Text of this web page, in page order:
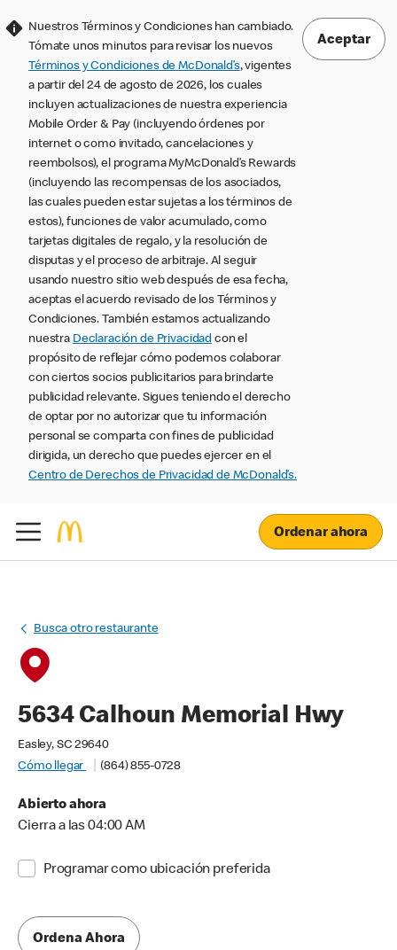
Nuestros Términos y Condiciones han cambiado.
Tómate unos minutos para revisar los nuevos
Términos y Condiciones de McDonald’s, vigentes
a partir del 24 de agosto de 2026, los cuales
incluyen actualizaciones de nuestra experiencia
Mobile Order & Pay (incluyendo órdenes por
internet o como invitado, cancelaciones y
reembolsos), el programa MyMcDonald’s Rewards
(incluyendo las recompensas de los asociados,
las cuales pueden estar sujetas a los términos de
estos), funciones de valor acumulado, como
tarjetas digitales de regalo, y la resolución de
disputas y el proceso de arbitraje. Al seguir
usando nuestro sitio web después de esa fecha,
aceptas el acuerdo revisado de los Términos y
Condiciones. También estamos actualizando
nuestra Declaración de Privacidad con el
propósito de reflejar cómo podemos colaborar
con ciertos socios publicitarios para brindarte
publicidad relevante. Sigues teniendo el derecho
de optar por no autorizar que tu información
personal se comparta con fines de publicidad
dirigida, un derecho que puedes ejercer en el
Centro de Derechos de Privacidad de McDonald’s.
Aceptar
Ordenar ahora
Busca otro restaurante
5634 Calhoun Memorial Hwy
Easley, SC 29640
Cómo llegar
(864) 855-0728
Abierto ahora
Cierra a las 04:00 AM
Programar como ubicación preferida
Ordena Ahora